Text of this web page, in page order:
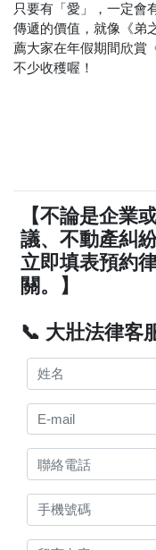
只要有「愛」，一定會
傳遞的價值，就像《弟
薦大家在年假期間欣賞
不少收穫喔！
【不論是企業
議、不動產糾
立即填表預約
關。】
📞 大壯法律客